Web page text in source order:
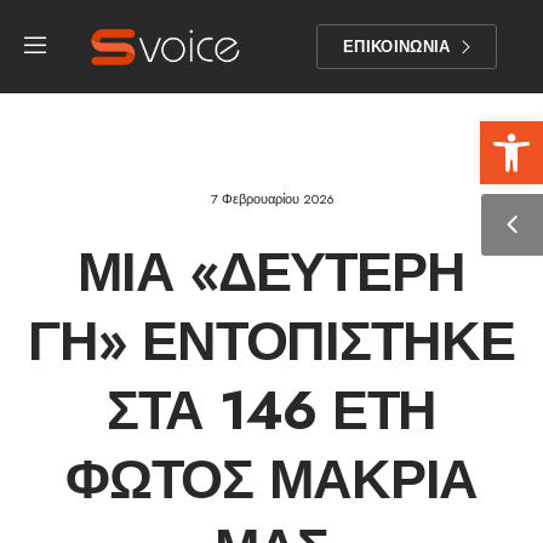
ΕΠΙΚΟΙΝΩΝΙΑ
7 Φεβρουαρίου 2026
ΜΙΑ «ΔΕΎΤΕΡΗ
ΓΗ» ΕΝΤΟΠΊΣΤΗΚΕ
ΣΤΑ 146 ΈΤΗ
ΦΩΤΌΣ ΜΑΚΡΙΆ